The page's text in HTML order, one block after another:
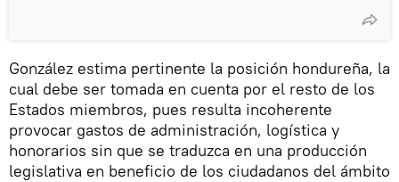
González estima pertinente la posición hondureña, la
cual debe ser tomada en cuenta por el resto de los
Estados miembros, pues resulta incoherente
provocar gastos de administración, logística y
honorarios sin que se traduzca en una producción
legislativa en beneficio de los ciudadanos del ámbito